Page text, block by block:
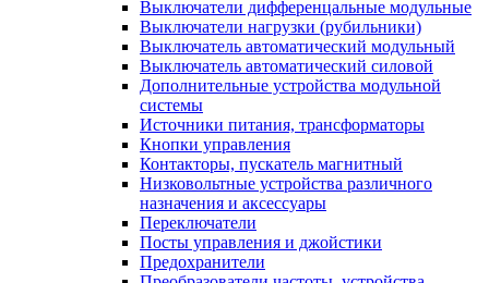
Выключатели дифференцальные модульные
Выключатели нагрузки (рубильники)
Выключатель автоматический модульный
Выключатель автоматический силовой
Дополнительные устройства модульной
системы
Источники питания, трансформаторы
Кнопки управления
Контакторы, пускатель магнитный
Низковольтные устройства различного
назначения и аксессуары
Переключатели
Посты управления и джойстики
Предохранители